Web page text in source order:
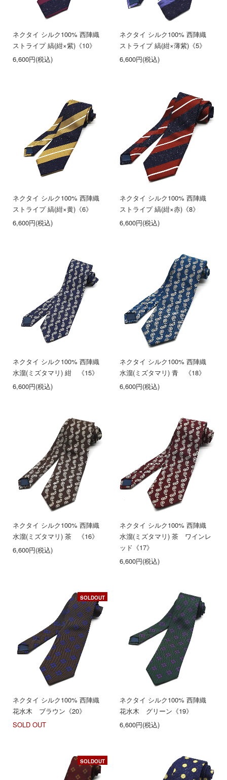
ネクタイ シルク100% 西陣織
ストライプ 縞(紺×紫)《10》
6,600円(税込)
ネクタイ シルク100% 西陣織
ストライプ 縞(紺×薄紫)《5》
6,600円(税込)
ネクタイ シルク100% 西陣織
ストライプ 縞(紺×黄)《6》
6,600円(税込)
ネクタイ シルク100% 西陣織
ストライプ 縞(紺×赤)《8》
6,600円(税込)
ネクタイ シルク100% 西陣織
水溜(ミズタマリ) 紺 《15》
6,600円(税込)
ネクタイ シルク100% 西陣織
水溜(ミズタマリ) 青 《18》
6,600円(税込)
ネクタイ シルク100% 西陣織
水溜(ミズタマリ) 茶 《16》
6,600円(税込)
ネクタイ シルク100% 西陣織
水溜(ミズタマリ) 茶 ワインレ
ッド《17》
6,600円(税込)
SOLDOUT
ネクタイ シルク100% 西陣織
花水木 ブラウン《20》
SOLD OUT
ネクタイ シルク100% 西陣織
花水木 グリーン《19》
6,600円(税込)
SOLDOUT